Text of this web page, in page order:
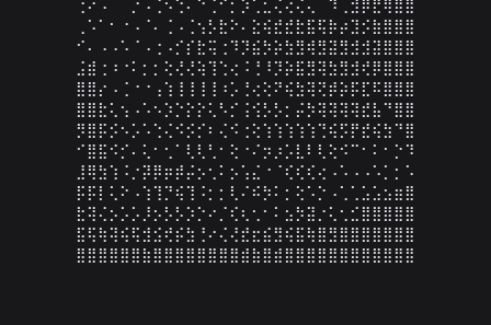
⢀⠡⠁⠂⠐⠠⠈⠄⢈⠠⢈⢢⡣⣗⠕⠄⣕⢮⣞⣞⣗⣯⢯⡷⡴⣹⡪⣷⣿⣿⣿
⠊⠄⠠⠠⠡⠈⠠⢐⠠⡊⡎⣗⢭⢐⠹⡹⣮⡳⡵⣳⣻⢾⣻⣽⣻⣺⣺⣽⣿⣿⣿
⣨⣾⢐⠰⠐⠅⡂⡂⢕⢜⢜⢵⢹⢑⢔⠨⢘⠸⡹⡵⣯⣻⢽⣳⣻⣺⢞⡿⣿⣿⣿
⣿⣿⡔⠠⢈⠐⠐⢠⢱⢸⢸⢸⢸⠰⡡⢘⢔⢕⠝⢮⣳⢽⢝⡾⡵⡯⣏⠯⣿⣿⣿
⣿⣿⣗⢅⢢⠠⠡⠢⡱⡑⡕⡕⢅⠣⡊⢨⢪⡣⡣⡂⡬⡳⢽⢽⢽⢽⣞⣧⠙⣿⣿
⡻⣿⡯⡪⠢⡡⠡⢑⢌⠪⡪⡊⠆⢌⠪⢐⢕⢱⢱⢱⢱⢱⢙⢮⡫⡟⣞⢮⣳⠙⣿
⠊⣿⣯⠪⡊⠄⢅⠂⢂⠁⢇⢇⢃⠂⢕⠐⠌⡲⡰⡡⣇⠇⢇⢕⠪⠉⠂⠅⠂⡑⠹
⣸⢿⣳⢱⠨⡐⡽⡿⡶⡾⡬⡢⢂⠅⡢⢡⣌⠐⠈⢎⢎⢎⢔⠠⠡⠠⠠⠡⡁⡂⠡
⡯⡯⡇⢅⠕⠠⢱⢹⡙⢮⢹⠨⡂⡂⢇⠌⠮⡳⠅⡂⢕⠡⡑⠠⢁⢁⣡⣡⣢⣶⣿
⣗⢽⢌⡢⡡⡡⡸⡢⡣⡣⡱⡑⠔⡈⢎⢆⢂⠂⠅⣢⡳⣽⡐⢅⢂⣊⣿⣿⣿⣿⣿
⣯⢯⢷⢽⢮⢯⣺⣪⢞⡮⣳⢘⠔⢌⢜⣞⣖⣮⣻⢮⣯⢷⣿⣻⣿⣿⣿⣿⣿⣿⣿
⣿⣿⣿⣿⣿⣿⣷⣿⣿⣿⣿⣿⣿⣿⣿⣾⣷⣿⣾⣿⣿⣿⣿⣿⣿⣿⣿⣿⣿⣿⣿